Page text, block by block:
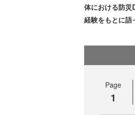
体における防災
経験をもとに語
Page
1